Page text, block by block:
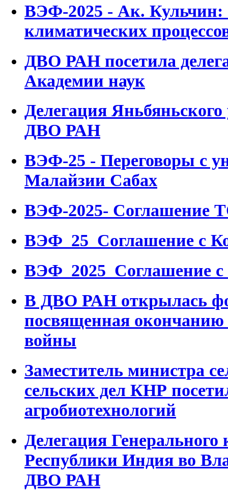
ВЭФ-2025 - Ак. Кульчин:
климатических
ДВО РАН посетила
Академии наук
Делегация Яньбяньского
ДВО РАН
ВЭФ-25 - Переговоры с
Малайзии Сабах
ВЭФ-2025-
ВЭФ_25_Соглашение с
ВЭФ_2025_Соглашение
В ДВО РАН открылась
посвященная
войны
Заместитель министра
сельских дел КНР
агробиотехнологий
Делегация Генерального
Республики Индия во
ДВО РАН